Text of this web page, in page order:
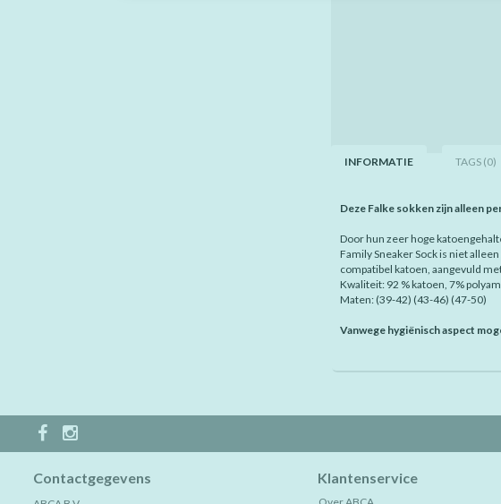
INFORMATIE TAGS (0)
Deze Falke sokken zijn alleen
Door hun zeer hoge
Family Sneaker Sock is niet
compatibel katoen, aangevuld
Kwaliteit: 92 % katoen, 7%
Maten: (39-42) (43-46) (47-50)
Vanwege hygiënisch aspect
Contactgegevens Klantenservice